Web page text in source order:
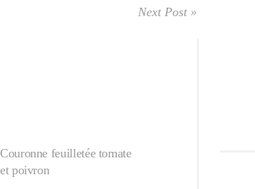
Next Post »
Couronne feuilletée tomate
et poivron